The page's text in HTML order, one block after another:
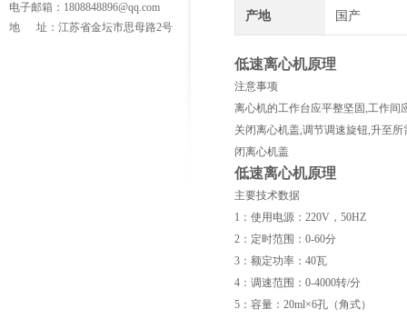
电子邮箱：1808848896@qq.com
地 址：江苏省金坛市思母路2号
产地 国产
低速离心机原理
注意事项
离心机的工作台应平整坚固,工作间
关闭离心机盖,调节调速旋钮,升至所
闭离心机盖
低速离心机原理
主要技术数据
1 ：使用电源： 220V ， 50HZ
2 ：定时范围： 0-60分
3 ：额定功率： 40瓦
4 ：调速范围： 0-4000转/分
5 ：容量： 20ml×6孔（角式）